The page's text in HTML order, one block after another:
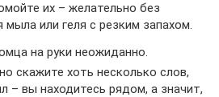
их – желательно без
мыла или геля с резким запахом.
на руки неожиданно.
скажите хоть несколько слов,
– вы находитесь рядом, а значит,